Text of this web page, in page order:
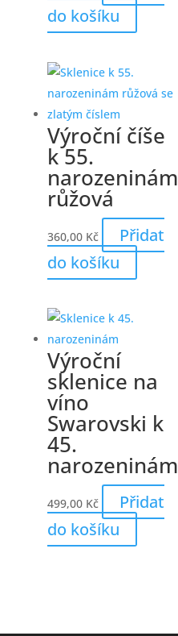
do košíku
Výroční číše
k 55.
narozeninám
růžová
360,00 Kč
Přidat
do košíku
Výroční
sklenice na
víno
Swarovski k
45.
narozeninám
499,00 Kč
Přidat
do košíku